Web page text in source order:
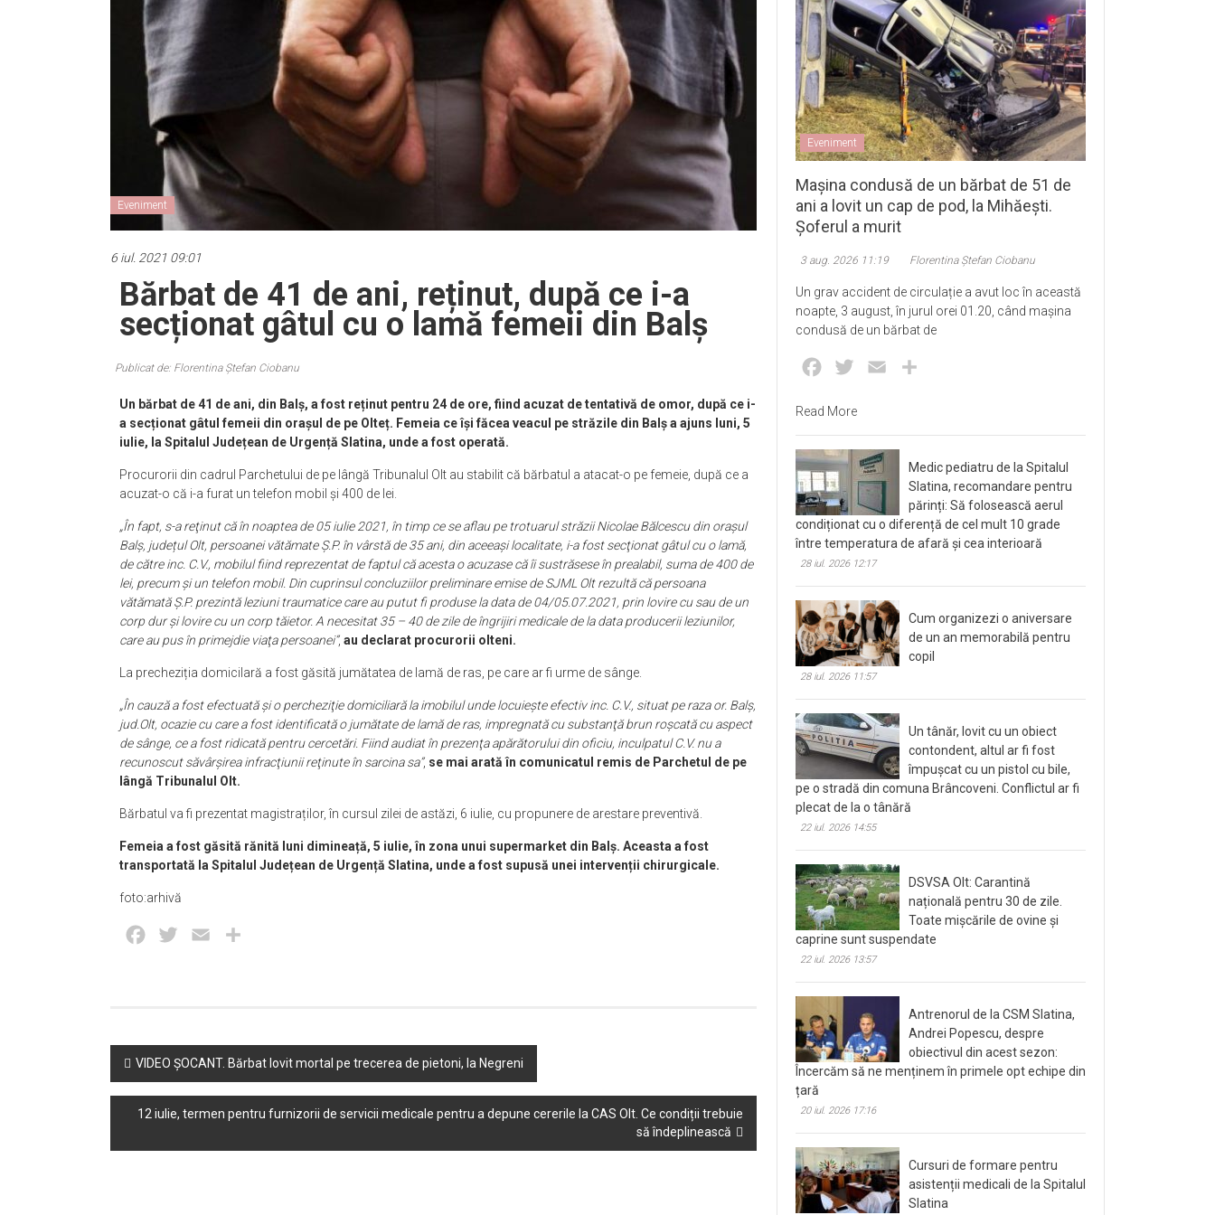
Eveniment
6 iul. 2021 09:01
Bărbat de 41 de ani, reținut, după ce i-a
secționat gâtul cu o lamă femeii din Balș
Publicat de: Florentina Ștefan Ciobanu
Un bărbat de 41 de ani, din Balș, a fost reținut pentru 24 de ore, fiind acuzat de tentativă de omor, după ce i-
a secționat gâtul femeii din orașul de pe Olteț. Femeia ce își făcea veacul pe străzile din Balș a ajuns luni, 5
iulie, la Spitalul Județean de Urgență Slatina, unde a fost operată.
Procurorii din cadrul Parchetului de pe lângă Tribunalul Olt au stabilit că bărbatul a atacat-o pe femeie, după ce a
acuzat-o că i-a furat un telefon mobil și 400 de lei.
„În fapt, s-a reţinut că în noaptea de 05 iulie 2021, în timp ce se aflau pe trotuarul străzii Nicolae Bălcescu din oraşul
Balş, județul Olt, persoanei vătămate Ş.P. în vârstă de 35 ani, din aceeaşi localitate, i-a fost secţionat gâtul cu o lamă,
de către inc. C.V., mobilul fiind reprezentat de faptul că acesta o acuzase că îi sustrăsese în prealabil, suma de 400 de
lei, precum şi un telefon mobil. Din cuprinsul concluziilor preliminare emise de SJML Olt rezultă că persoana
vătămată Ş.P. prezintă leziuni traumatice care au putut fi produse la data de 04/05.07.2021, prin lovire cu sau de un
corp dur şi lovire cu un corp tăietor. A necesitat 35 – 40 de zile de îngrijiri medicale de la data producerii leziunilor,
care au pus în primejdie viaţa persoanei”, au declarat procurorii olteni.
La precheziția domicilară a fost găsită jumătatea de lamă de ras, pe care ar fi urme de sânge.
„În cauză a fost efectuată şi o percheziţie domiciliară la imobilul unde locuieşte efectiv inc. C.V., situat pe raza or. Balş,
jud.Olt, ocazie cu care a fost identificată o jumătate de lamă de ras, impregnată cu substanţă brun roşcată cu aspect
de sânge, ce a fost ridicată pentru cercetări. Fiind audiat în prezenţa apărătorului din oficiu, inculpatul C.V. nu a
recunoscut săvârşirea infracţiunii reţinute în sarcina sa”, se mai arată în comunicatul remis de Parchetul de pe
lângă Tribunalul Olt.
Bărbatul va fi prezentat magistraților, în cursul zilei de astăzi, 6 iulie, cu propunere de arestare preventivă.
Femeia a fost găsită rănită luni dimineață, 5 iulie, în zona unui supermarket din Balș. Aceasta a fost
transportată la Spitalul Județean de Urgență Slatina, unde a fost supusă unei intervenții chirurgicale.
foto:arhivă
Facebook
Twitter Email
Post
navigation
VIDEO ȘOCANT. Bărbat lovit mortal pe trecerea de pietoni, la Negreni
12 iulie, termen pentru furnizorii de servicii medicale pentru a depune cererile la CAS Olt. Ce condiții trebuie
să îndeplinească
Eveniment
Mașina condusă de un bărbat de 51 de
ani a lovit un cap de pod, la Mihăești.
Șoferul a murit
3 aug. 2026 11:19 Florentina Ștefan Ciobanu
Un grav accident de circulație a avut loc în această
noapte, 3 august, în jurul orei 01.20, când mașina
condusă de un bărbat de
Facebook
Twitter Email
Read More
Medic pediatru de la Spitalul
Slatina, recomandare pentru
părinți: Să folosească aerul
condiționat cu o diferență de cel mult 10 grade
între temperatura de afară și cea interioară
28 iul. 2026 12:17
Cum organizezi o aniversare
de un an memorabilă pentru
copil
28 iul. 2026 11:57
Un tânăr, lovit cu un obiect
contondent, altul ar fi fost
împușcat cu un pistol cu bile,
pe o stradă din comuna Brâncoveni. Conflictul ar fi
plecat de la o tânără
22 iul. 2026 14:55
DSVSA Olt: Carantină
națională pentru 30 de zile.
Toate mișcările de ovine și
caprine sunt suspendate
22 iul. 2026 13:57
Antrenorul de la CSM Slatina,
Andrei Popescu, despre
obiectivul din acest sezon:
Încercăm să ne menținem în primele opt echipe din
țară
20 iul. 2026 17:16
Cursuri de formare pentru
asistenții medicali de la Spitalul
Slatina